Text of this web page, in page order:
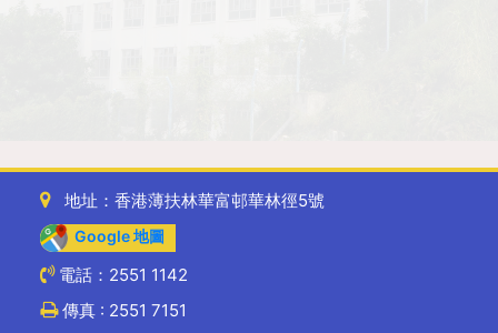
地址：香港薄扶林華富邨華林徑5號
Google 地圖
電話：2551 1142
傳真 : 2551 7151